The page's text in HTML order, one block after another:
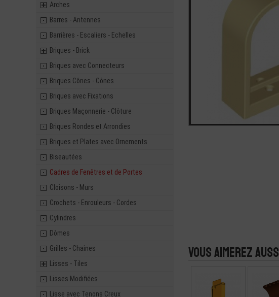
Arches
Barres - Antennes
Barrières - Escaliers - Echelles
Briques - Brick
Briques avec Connecteurs
Briques Cônes - Cônes
Briques avec Fixations
Briques Maçonnerie - Clôture
Briques Rondes et Arrondies
Briques et Plates avec Ornements
Biseautées
Cadres de Fenêtres et de Portes
Cloisons - Murs
Crochets - Enrouleurs - Cordes
Cylindres
Dômes
Grilles - Chaines
Lisses - Tiles
Lisses Modifiées
Lisse avec Tenons Creux
Vous aimerez